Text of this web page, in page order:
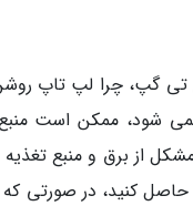
تی گپ، چرا لپ تاپ
شود، ممکن است منبع
از برق و منبع
حاصل کنید، در صورتی